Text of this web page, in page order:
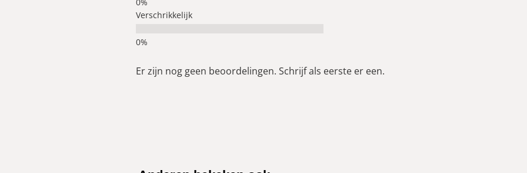
Verschrikkelijk
Er zijn nog geen beoordelingen. Schrijf als eerste er een.